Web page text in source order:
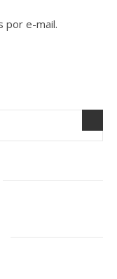
por e-mail.